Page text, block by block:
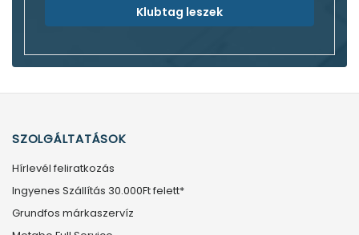
Klubtag leszek
SZOLGÁLTATÁSOK
Hírlevél feliratkozás
Ingyenes Szállítás 30.000Ft felett*
Grundfos márkaszervíz